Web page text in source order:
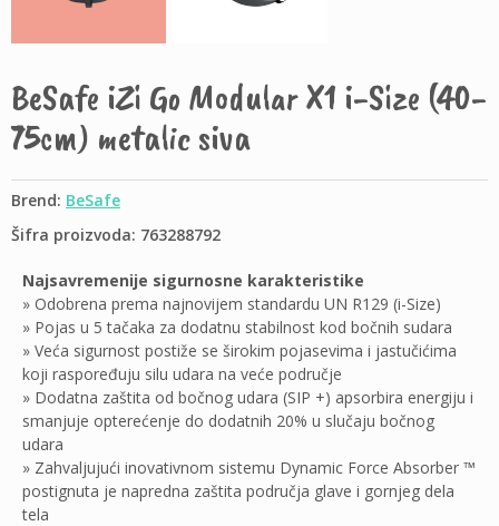
BeSafe iZi Go Modular X1 i-Size (40-
75cm) metalic siva
Brend: BeSafe
Šifra proizvoda: 763288792
Najsavremenije sigurnosne karakteristike
» Odobrena prema najnovijem standardu UN R129 (i-Size)
» Pojas u 5 tačaka za dodatnu stabilnost kod bočnih sudara
» Veća sigurnost postiže se širokim pojasevima i jastučićima
koji raspoređuju silu udara na veće područje
» Dodatna zaštita od bočnog udara (SIP +) apsorbira energiju i
smanjuje opterećenje do dodatnih 20% u slučaju bočnog
udara
» Zahvaljujući inovativnom sistemu Dynamic Force Absorber ™
postignuta je napredna zaštita područja glave i gornjeg dela
tela